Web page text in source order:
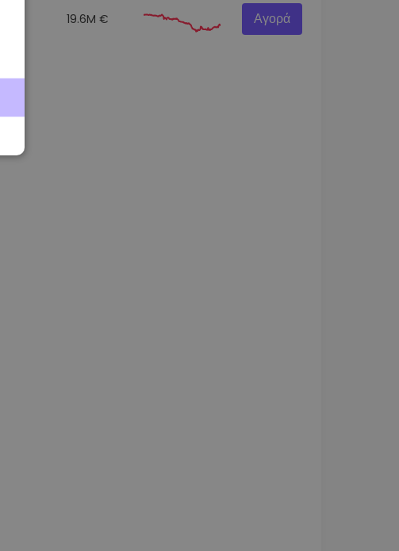
19.6M € Αγορά